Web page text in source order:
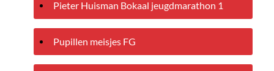
Pieter Huisman Bokaal jeugdmarathon 1
Pupillen meisjes FG